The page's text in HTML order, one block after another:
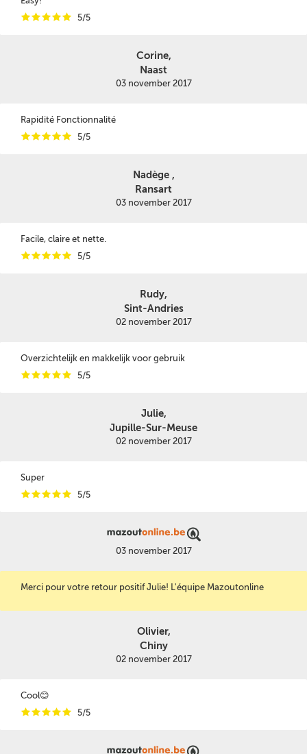
iiiii 5/5
Corine,
Naast
03 november 2017
Rapidité Fonctionnalité
iiiii 5/5
Nadège ,
Ransart
03 november 2017
Facile, claire et nette.
iiiii 5/5
Rudy,
Sint-Andries
02 november 2017
Overzichtelijk en makkelijk voor gebruik
iiiii 5/5
Julie,
Jupille-Sur-Meuse
02 november 2017
Super
iiiii 5/5
03 november 2017
Merci pour votre retour positif Julie! L'équipe Mazoutonline
Olivier,
Chiny
02 november 2017
Cool😊
iiiii 5/5